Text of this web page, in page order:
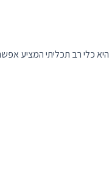
היא כלי רב תכליתי המציע